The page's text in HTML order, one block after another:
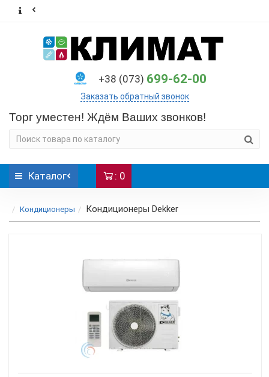
+38 (073) 699-62-00
Заказать обратный звонок
Торг уместен! Ждём Ваших звонков!
Каталог : 0
Кондиционеры Кондиционеры Dekker